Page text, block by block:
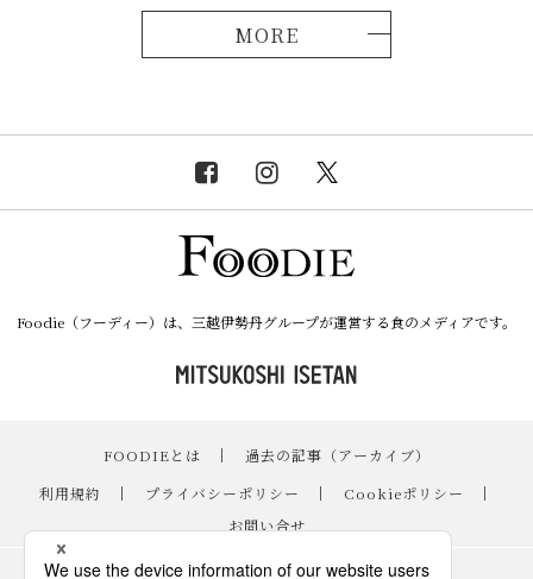
MORE
Foodie（フーディー）は、三越伊勢丹グループが運営する食のメディアです。
FOODIEとは ｜
過去の記事（アーカイブ）
｜
利用規約 ｜ プライバシーポリシー ｜ Cookieポリシー
｜
お問い合せ
レシピ ｜ スイーツ